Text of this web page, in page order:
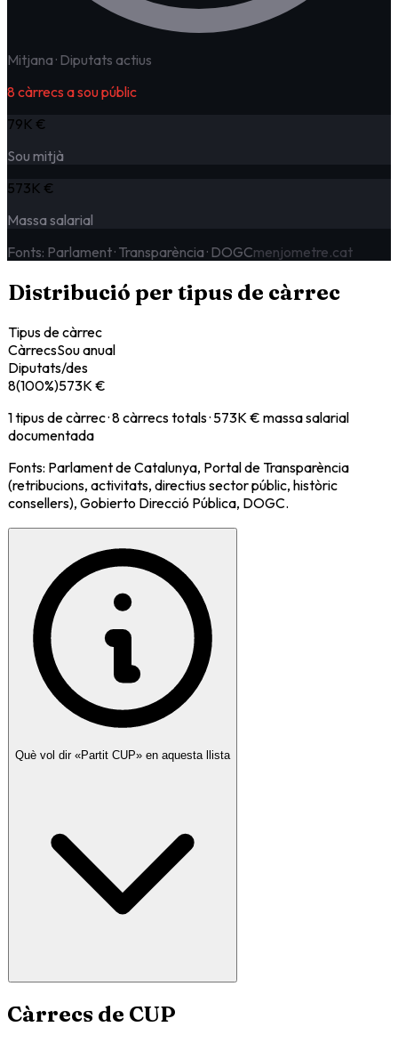
Mitjana · Diputats actius
8 càrrecs a sou públic
79K €
Sou mitjà
573K €
Massa salarial
Fonts: Parlament · Transparència · DOGCmenjometre.cat
Distribució per tipus de càrrec
Tipus de càrrec
CàrrecsSou anual
Diputats/des
8(100%)573K €
1tipus de càrrec ·8càrrecs totals· 573K € massa salarial
documentada
Fonts: Parlament de Catalunya, Portal de Transparència
(retribucions, activitats, directius sector públic, històric
consellers), Gobierto Direcció Pública, DOGC.
Què vol dir «Partit CUP» en aquesta llista
Càrrecs de CUP